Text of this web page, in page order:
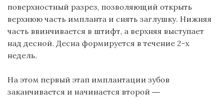
поверхностный разрез, позволяющий открыть
верхнюю часть импланта и снять заглушку. Нижняя
часть ввинчивается в штифт, а верхняя выступает
над десной. Десна формируется в течение 2-х
недель.
На этом первый этап имплантации зубов
заканчивается и начинается второй ―